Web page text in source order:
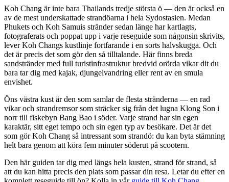
Koh Chang är inte bara Thailands tredje största ö — den är också en
av de mest underskattade strandöarna i hela Sydostasien. Medan
Phukets och Koh Samuis stränder sedan länge har kartlagts,
fotograferats och poppat upp i varje reseguide som någonsin skrivits,
lever Koh Changs kustlinje fortfarande i en sorts halvskugga. Och
det är precis det som gör den så tilltalande. Här finns breda
sandstränder med full turistinfrastruktur bredvid orörda vikar dit du
bara tar dig med kajak, djungelvandring eller rent av en smula
envishet.
Öns västra kust är den som samlar de flesta stränderna — en rad
vikar och strandremsor som sträcker sig från det lugna Klong Son i
norr till fiskebyn Bang Bao i söder. Varje strand har sin egen
karaktär, sitt eget tempo och sin egen typ av besökare. Det är det
som gör Koh Chang så intressant som strandö: du kan byta stämning
helt bara genom att köra fem minuter söderut på scootern.
Den här guiden tar dig med längs hela kusten, strand för strand, så
att du kan hitta precis den plats som passar din resa. Letar du efter en